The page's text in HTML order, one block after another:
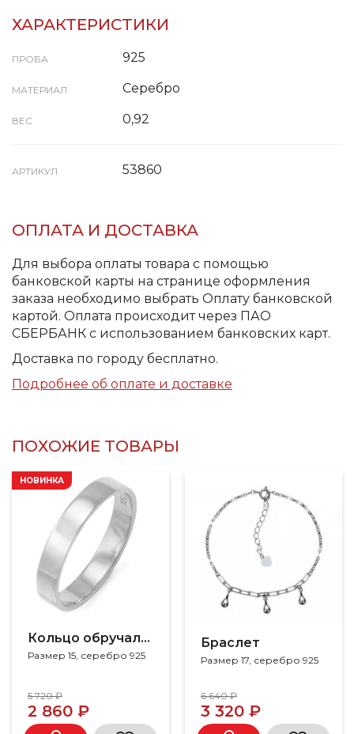
ХАРАКТЕРИСТИКИ
ПРОБА 925
МАТЕРИАЛ Серебро
ВЕС 0,92
АРТИКУЛ 53860
ОПЛАТА И ДОСТАВКА
Для выбора оплаты товара с помощью
банковской карты на странице оформления
заказа необходимо выбрать Оплату банковской
картой. Оплата происходит через ПАО
СБЕРБАНК с использованием банковских карт.
Доставка по городу бесплатно.
Подробнее об оплате и доставке
ПОХОЖИЕ ТОВАРЫ
Кольцо обручальное
Размер 15, серебро 925
НОВИНКА
5 720 ₽
2 860 ₽
Браслет
Размер 17, серебро 925
6 640 ₽
3 320 ₽